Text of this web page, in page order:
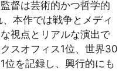
督は芸術的かつ哲学的
本作では戦争とメディ
視点とリアルな演出で
スオフィス1位、世界30
位を記録し、興行的にも